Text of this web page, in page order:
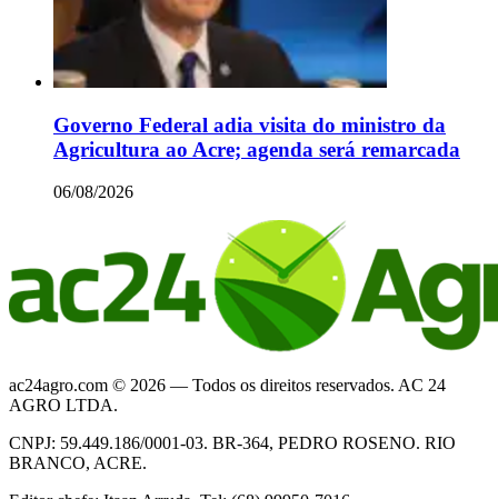
Governo Federal adia visita do ministro da
Agricultura ao Acre; agenda será remarcada
06/08/2026
ac24agro.com © 2026 — Todos os direitos reservados. AC 24
AGRO LTDA.
CNPJ: 59.449.186/0001-03. BR-364, PEDRO ROSENO. RIO
BRANCO, ACRE.